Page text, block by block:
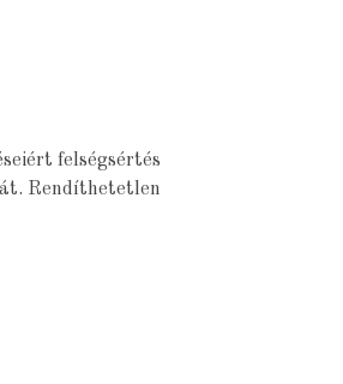
felségsértés
Rendíthetetlen